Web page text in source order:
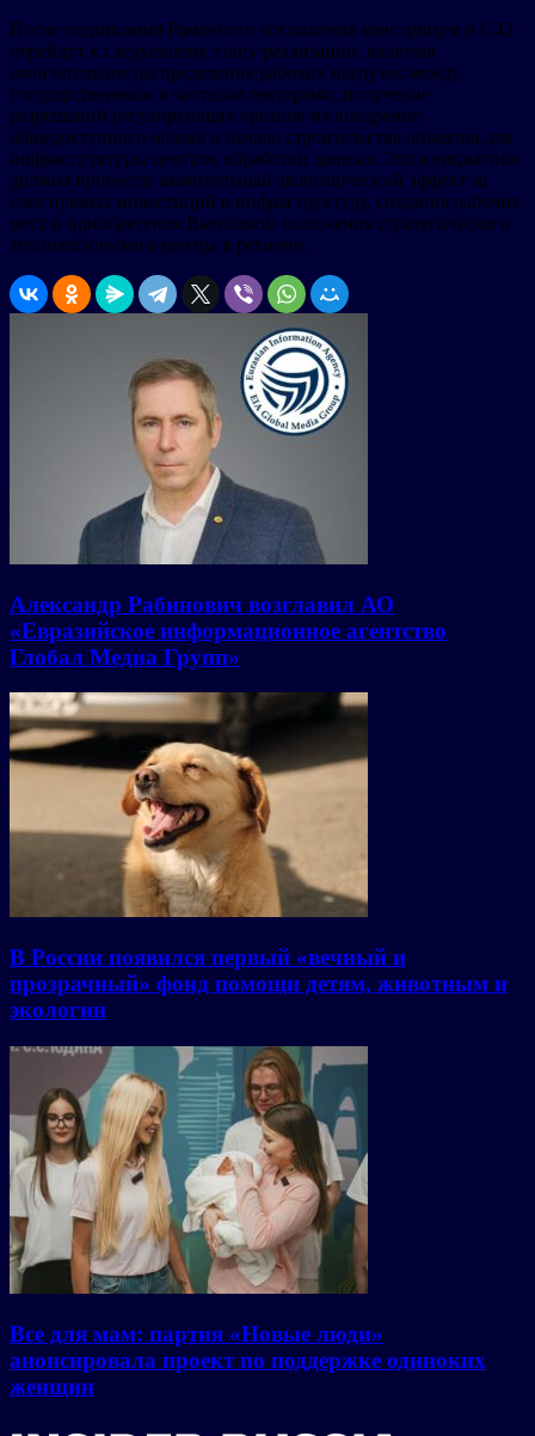
После подписания Рамочного соглашения консорциум и G42
перейдут к следующему этапу реализации, включая
окончательное распределение рабочих нагрузок между
государственным и частным секторами, получение
разрешений регулирующих органов на внедрение
общедоступного облака и начало строительства объектов для
инфраструктуры центров обработки данных. Эта инициатива
должна принести значительный экономический эффект за
счет прямых инвестиций в инфраструктуру, создания рабочих
мест и приобретения Вьетнамом положения стратегического
технологического центра в регионе.
Александр Рабинович возглавил АО
«Евразийское информационное агентство
Глобал Медиа Групп»
В России появился первый «вечный и
прозрачный» фонд помощи детям, животным и
экологии
Все для мам: партия «Новые люди»
анонсировала проект по поддержке одиноких
женщин